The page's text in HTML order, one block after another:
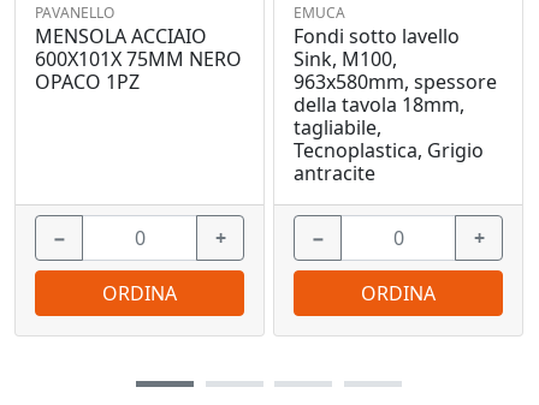
PAVANELLO
MENSOLA ACCIAIO
600X101X 75MM NERO
OPACO 1PZ
− +
ORDINA
EMUCA
Fondi sotto lavello
Sink, M100,
963x580mm, spessore
della tavola 18mm,
tagliabile,
Tecnoplastica, Grigio
antracite
− +
ORDINA